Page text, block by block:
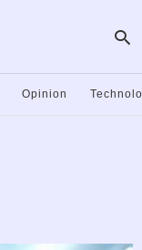
Opinion